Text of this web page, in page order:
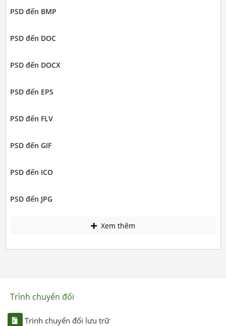
PSD đến BMP
PSD đến DOC
PSD đến DOCX
PSD đến EPS
PSD đến FLV
PSD đến GIF
PSD đến ICO
PSD đến JPG
Xem thêm
Trình chuyển đổi
Trình chuyển đổi lưu trữ